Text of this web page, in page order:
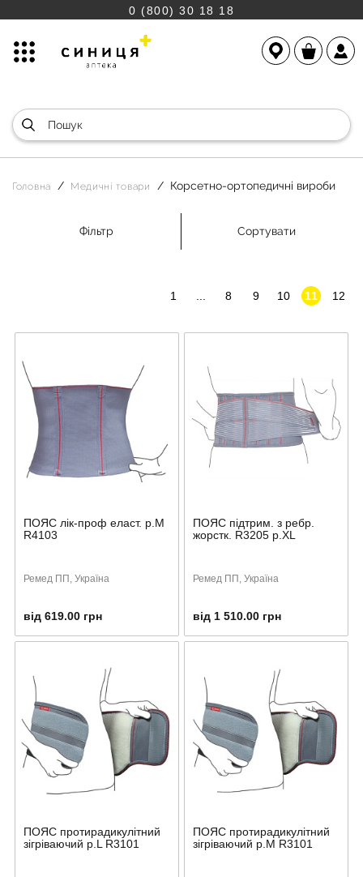
0 (800) 30 18 18
Головна Медичні товари Корсетно-ортопедичні вироби
Фільтр Сортувати
1 8 9 10 11 12
ПОЯС лік-проф еласт. р.М
R4103
Ремед ПП, Україна
від 619.00 грн
ПОЯС підтрим. з ребр.
жорстк. R3205 р.ХL
Ремед ПП, Україна
від 1 510.00 грн
ПОЯС протирадикулітний
зігріваючий р.L R3101
ПОЯС протирадикулітний
зігріваючий р.M R3101